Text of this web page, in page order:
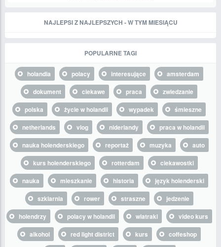
NAJLEPSI Z NAJLEPSZYCH - W TYM MIESIĄCU
POPULARNE TAGI
holandia polacy interesujące
amsterdam
dokument
ciekawe praca
zwiedzanie
polska
życie w holandii wypadek
śmieszne
netherlands
vlog niderlandy
praca w holandii
nauka holenderskiego
reportaż muzyka
auto
kurs holenderskiego
rotterdam
ciekawostki
nauka
mieszkanie historia
język holenderski
szklarnia
rower straszne
jedzenie
holendrzy
polacy w holandii wiatraki
video kurs
alkohol
red light district kurs
coffeshop